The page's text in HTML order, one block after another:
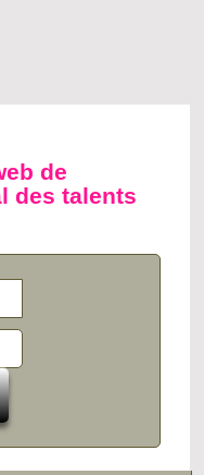
de
des talents